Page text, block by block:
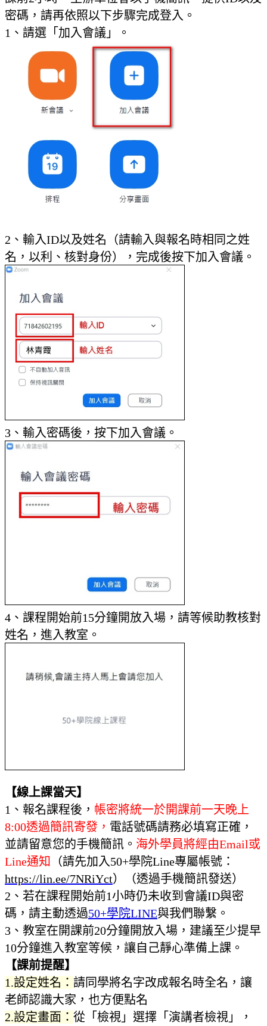
密碼，請再依照以下步驟完成登入。
1、請選「加入會議」。
2、輸入ID以及姓名（請輸入與報名時相同之姓
名，以利、核對身份），完成後按下加入會議。
3、輸入密碼後，按下加入會議。
4、課程開始前15分鐘開放入場，請等候助教核對
姓名，進入教室。
【線上課當天】
1、報名課程後， 帳密將統一於開課前一天晚上
8:00透過簡訊寄發， 電話號碼請務必填寫正確，
並請留意您的手機簡訊。 海外學員將經由Email或
Line通知
（請先加入50+學院Line專屬帳號：
https://lin.ee/7NRiYct）
（透過手機簡訊發送）
2、若在課程開始前1小時仍未收到會議ID與密
碼，請主動透過50+學院LINE與我們聯繫。
3、教室在開課前20分鐘開放入場，建議至少提早
10分鐘進入教室等候，讓自己靜心準備上課。
【課前提醒】
1.設定姓名： 請同學將名字改成報名時全名，讓
老師認識大家，也方便點名
2.設定畫面： 從「檢視」選擇「演講者檢視」，